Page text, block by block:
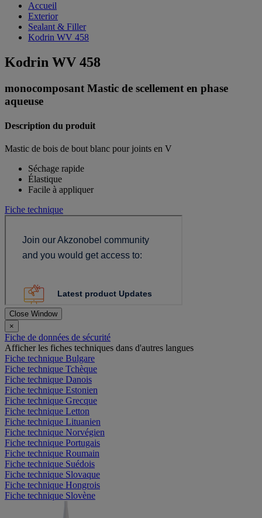
Accueil
Exterior
Sealant & Filler
Kodrin WV 458
Kodrin WV 458
monocomposant Mastic de scellement en phase
aqueuse
Description du produit
Mastic de bois de bout blanc pour joints en V
Séchage rapide
Élastique
Facile à appliquer
Fiche technique
Close Window
×
Fiche de données de sécurité
Afficher les fiches techniques dans d'autres langues
Fiche technique Bulgare
Fiche technique Tchèque
Fiche technique Danois
Fiche technique Estonien
Fiche technique Grecque
Fiche technique Letton
Fiche technique Lituanien
Fiche technique Norvégien
Fiche technique Portugais
Fiche technique Roumain
Fiche technique Suédois
Fiche technique Slovaque
Fiche technique Hongrois
Fiche technique Slovène